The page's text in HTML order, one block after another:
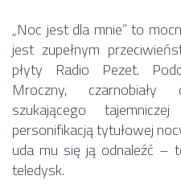
„Noc jest dla mnie” to
jest zupełnym
płyty Radio Pezet.
Mroczny,
szukającego
personifikacją tytułowej
uda mu się ją odnaleźć –
teledysk.